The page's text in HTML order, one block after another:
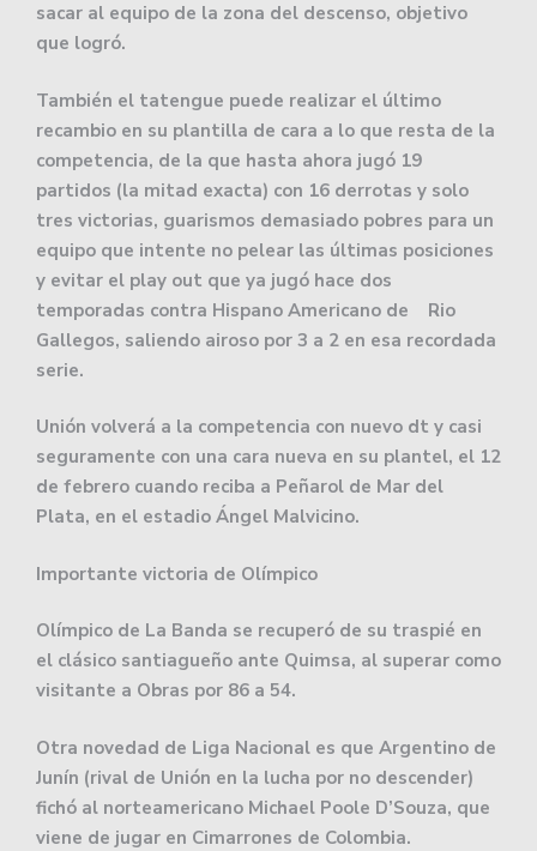
sacar al equipo de la zona del descenso, objetivo
que logró.
También el tatengue puede realizar el último
recambio en su plantilla de cara a lo que resta de la
competencia, de la que hasta ahora jugó 19
partidos (la mitad exacta) con 16 derrotas y solo
tres victorias, guarismos demasiado pobres para un
equipo que intente no pelear las últimas posiciones
y evitar el play out que ya jugó hace dos
temporadas contra Hispano Americano de Rio
Gallegos, saliendo airoso por 3 a 2 en esa recordada
serie.
Unión volverá a la competencia con nuevo dt y casi
seguramente con una cara nueva en su plantel, el 12
de febrero cuando reciba a Peñarol de Mar del
Plata, en el estadio Ángel Malvicino.
Importante victoria de Olímpico
Olímpico de La Banda se recuperó de su traspié en
el clásico santiagueño ante Quimsa, al superar como
visitante a Obras por 86 a 54.
Otra novedad de Liga Nacional es que Argentino de
Junín (rival de Unión en la lucha por no descender)
fichó al norteamericano Michael Poole D’Souza, que
viene de jugar en Cimarrones de Colombia.